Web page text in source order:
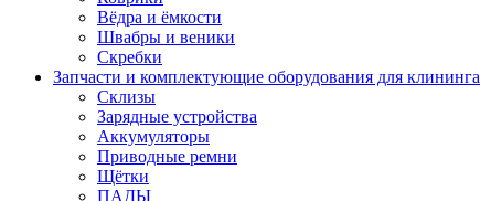
Вёдра и ёмкости
Швабры и веники
Скребки
Запчасти и комплектующие оборудования для клининга
Склизы
Зарядные устройства
Аккумуляторы
Приводные ремни
Щётки
ПАДЫ